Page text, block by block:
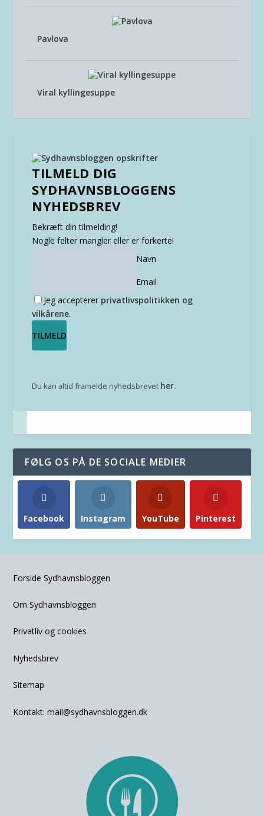
Pavlova
Viral kyllingesuppe
TILMELD DIG
SYDHAVNSBLOGGENS
NYHEDSBREV
Bekræft din tilmelding!
Nogle felter mangler eller er forkerte!
Navn
Email
Jeg accepterer privatlivspolitikken og
vilkårene.
Du kan altid framelde nyhedsbrevet her.
FØLG OS PÅ DE SOCIALE MEDIER
Facebook Instagram YouTube Pinterest
Forside Sydhavnsbloggen
Om Sydhavnsbloggen
Privatliv og cookies
Nyhedsbrev
Sitemap
Kontakt:mail@sydhavnsbloggen.dk